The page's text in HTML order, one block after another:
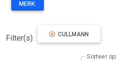
MERK:
Filter(s): CULLMANN
Sorteer op: